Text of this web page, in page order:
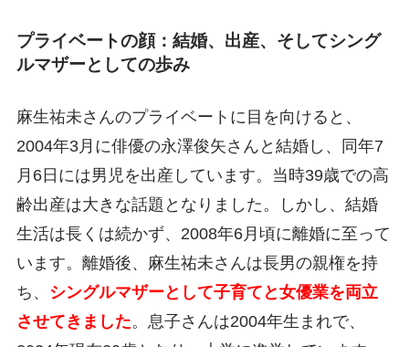
プライベートの顔：結婚、出産、そしてシング
ルマザーとしての歩み
麻生祐未さんのプライベートに目を向けると、
2004年3月に俳優の永澤俊矢さんと結婚し、同年7
月6日には男児を出産しています。当時39歳での高
齢出産は大きな話題となりました。しかし、結婚
生活は長くは続かず、2008年6月頃に離婚に至って
います。離婚後、麻生祐未さんは長男の親権を持
ち、 シングルマザーとして子育てと女優業を両立
させてきました。息子さんは2004年生まれで、